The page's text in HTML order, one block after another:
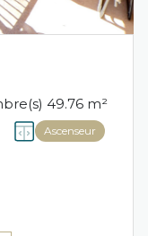
Appartement 2 pièce(s) 1 chambre(s) 49.76 m²
Ascenseur